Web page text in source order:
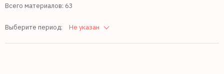
Всего материалов: 63
Выберите период: Не указан